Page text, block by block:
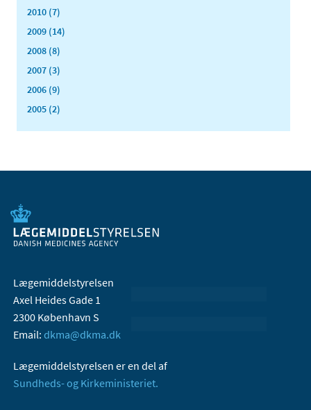
2010 (7)
2009 (14)
2008 (8)
2007 (3)
2006 (9)
2005 (2)
Lægemiddelstyrelsen
Axel Heides Gade 1
2300 København S
Email: dkma@dkma.dk
Lægemiddelstyrelsen er en del af
Sundheds- og Kirkeministeriet.